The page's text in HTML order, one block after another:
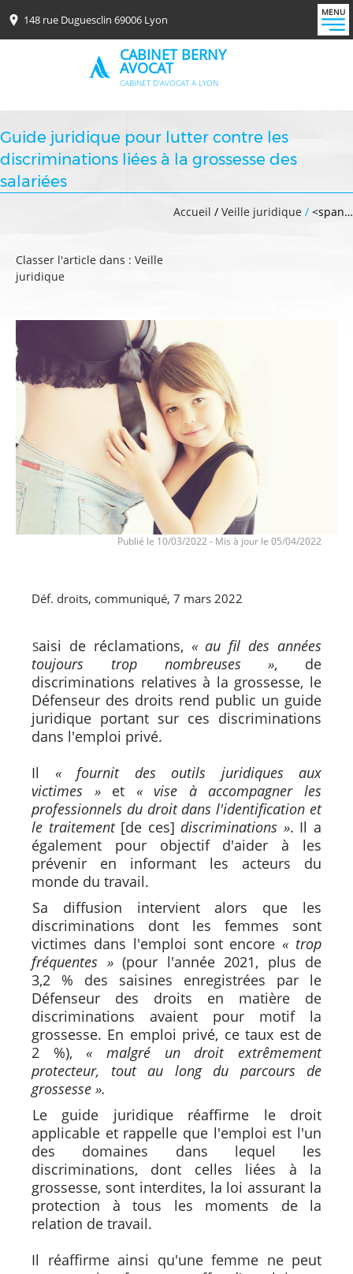
148 rue Duguesclin 69006 Lyon
CABINET BERNY
AVOCAT
CABINET D'AVOCAT A LYON
MENU
Guide juridique pour lutter contre les
discriminations liées à la grossesse des
salariées
Accueil / Veille juridique / <span…
Classer l'article dans : Veille
juridique
Publié le 10/03/2022 - Mis à jour le 05/04/2022
Déf. droits, communiqué, 7 mars 2022
Saisi de réclamations, « au fil des années
toujours trop nombreuses », de
discriminations relatives à la grossesse, le
Défenseur des droits rend public un guide
juridique portant sur ces discriminations
dans l'emploi privé.
Il « fournit des outils juridiques aux
victimes »et « vise à accompagner les
professionnels du droit dans l'identification et
le traitement[de ces]discriminations ». Il a
également pour objectif d'aider à les
prévenir en informant les acteurs du
monde du travail.
Sa diffusion intervient alors que les
discriminations dont les femmes sont
victimes dans l'emploi sont encore« trop
fréquentes »(pour l'année 2021, plus de
3,2 % des saisines enregistrées par le
Défenseur des droits en matière de
discriminations avaient pour motif la
grossesse. En emploi privé, ce taux est de
2 %),« malgré un droit extrêmement
protecteur, tout au long du parcours de
grossesse ».
Le guide juridique réaffirme le droit
applicable et rappelle que l'emploi est l'un
des domaines dans lequel les
discriminations, dont celles liées à la
grossesse, sont interdites, la loi assurant la
protection à tous les moments de la
relation de travail.
Il réaffirme ainsi qu'une femme ne peut